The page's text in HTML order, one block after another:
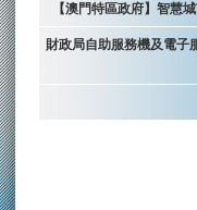
【澳門特區政府】智慧
財政局自助服務機及電子